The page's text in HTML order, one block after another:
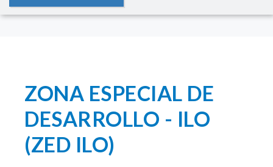
ZONA ESPECIAL DE
DESARROLLO - ILO
(ZED ILO)